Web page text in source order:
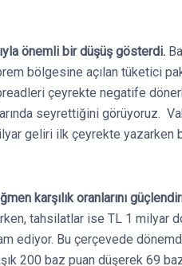
önemli bir düşüş gösterdi.
bölgesine açılan tüketici
çeyrekte negatife
seyrettiğini görüyoruz.
geliri ilk çeyrekte yazarken
karşılık oranlarını
tahsilatlar ise TL 1 milyar
ediyor. Bu çerçevede
200 baz puan düşerek 69